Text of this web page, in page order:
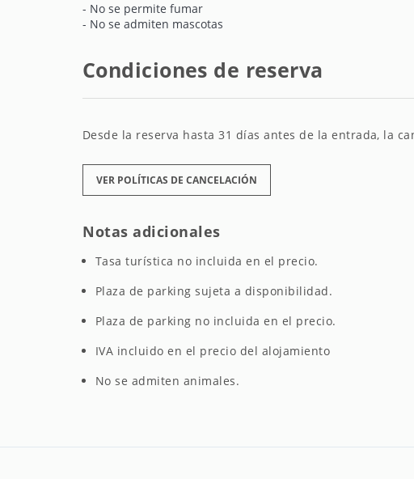
- No se permite fumar
- No se admiten mascotas
Condiciones de reserva
Desde la reserva hasta 31 días antes de la entrada, la
VER POLÍTICAS DE CANCELACIÓN
Notas adicionales
Tasa turística no incluida en el precio.
Plaza de parking sujeta a disponibilidad.
Plaza de parking no incluida en el precio.
IVA incluido en el precio del alojamiento
No se admiten animales.